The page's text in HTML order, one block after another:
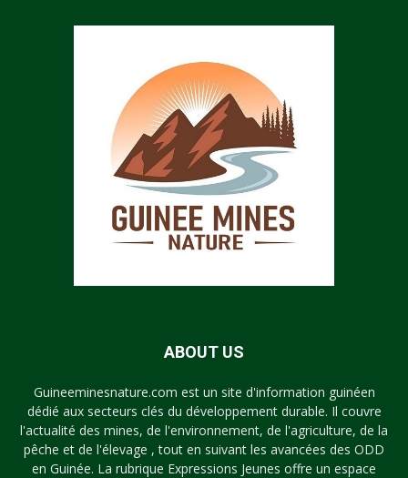
ABOUT US
Guineeminesnature.com est un site d'information guinéen
dédié aux secteurs clés du développement durable. Il couvre
l'actualité des mines, de l'environnement, de l'agriculture, de la
pêche et de l'élevage , tout en suivant les avancées des ODD
en Guinée. La rubrique Expressions Jeunes offre un espace